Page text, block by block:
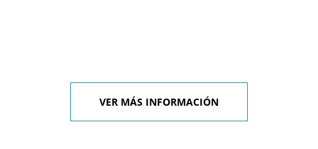
VER MÁS INFORMACIÓN